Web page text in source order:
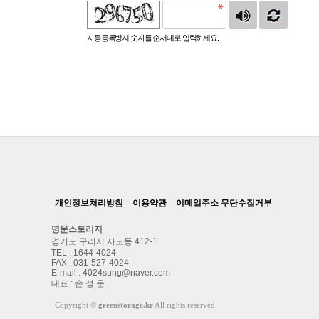
자동등록방지 숫자를 순서대로 입력하세요.
개인정보처리방침 이용약관 이메일주소 무단수집거부
명문스토리지
경기도 구리시 사노동 412-1
TEL : 1644-4024
FAX : 031-527-4024
E-mail : 4024sung@naver.com
대표 : 손 성 운
Copyright © greenstorage.kr All rights reserved.